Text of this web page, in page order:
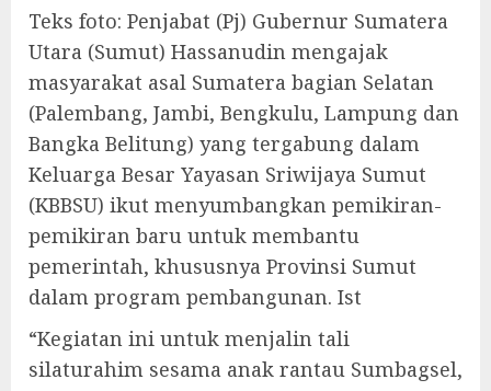
Teks foto: Penjabat (Pj) Gubernur Sumatera
Utara (Sumut) Hassanudin mengajak
masyarakat asal Sumatera bagian Selatan
(Palembang, Jambi, Bengkulu, Lampung dan
Bangka Belitung) yang tergabung dalam
Keluarga Besar Yayasan Sriwijaya Sumut
(KBBSU) ikut menyumbangkan pemikiran-
pemikiran baru untuk membantu
pemerintah, khususnya Provinsi Sumut
dalam program pembangunan. Ist
“Kegiatan ini untuk menjalin tali
silaturahim sesama anak rantau Sumbagsel,